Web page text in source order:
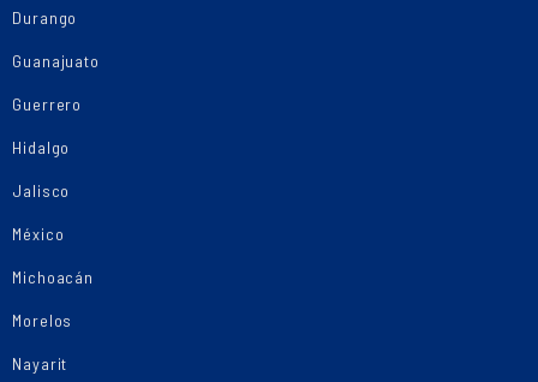
Durango
Guanajuato
Guerrero
Hidalgo
Jalisco
México
Michoacán
Morelos
Nayarit